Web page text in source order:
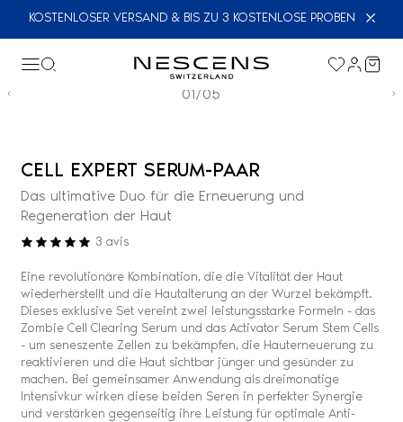
KOSTENLOSER VERSAND & BIS ZU 3 KOSTENLOSE PROBEN
01/05
CELL EXPERT SERUM-PAAR
Das ultimative Duo für die Erneuerung und
Regeneration der Haut
3 avis
Eine revolutionäre Kombination, die die Vitalität der Haut
wiederherstellt und die Hautalterung an der Wurzel bekämpft.
Dieses exklusive Set vereint zwei leistungsstarke Formeln - das
Zombie Cell Clearing Serum und das Activator Serum Stem Cells
- um seneszente Zellen zu bekämpfen, die Hauterneuerung zu
reaktivieren und die Haut sichtbar jünger und gesünder zu
machen. Bei gemeinsamer Anwendung als dreimonatige
Intensivkur wirken diese beiden Seren in perfekter Synergie
und verstärken gegenseitig ihre Leistung für optimale Anti-